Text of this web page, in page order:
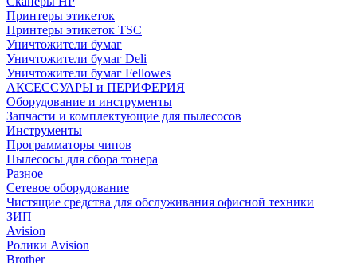
Принтеры этикеток
Принтеры этикеток TSC
Уничтожители бумаг
Уничтожители бумаг Deli
Уничтожители бумаг Fellowes
АКСЕССУАРЫ и ПЕРИФЕРИЯ
Оборудование и инструменты
Запчасти и комплектующие для пылесосов
Инструменты
Программаторы чипов
Пылесосы для сбора тонера
Разное
Сетевое оборудование
Чистящие средства для обслуживания офисной техники
ЗИП
Avision
Ролики Avision
Brother